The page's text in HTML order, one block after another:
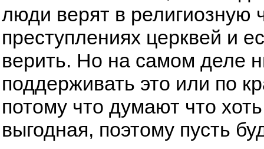
люди верят в религиозную
преступлениях церквей и
верить. Но на самом деле
поддерживать это или по
потому что думают что
выгодная, поэтому пусть